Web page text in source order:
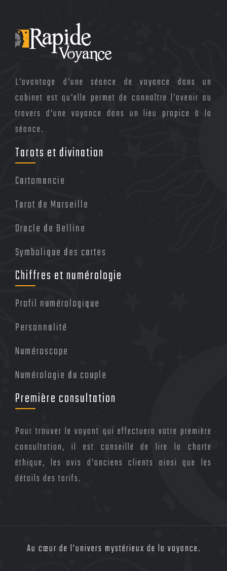
L’avantage d’une séance de voyance dans un
cabinet est qu’elle permet de connaître l’avenir au
travers d’une voyance dans un lieu propice à la
séance.
Tarots et divination
Cartomancie
Tarot de Marseille
Oracle de Belline
Symbolique des cartes
Chiffres et numérologie
Profil numérologique
Personnalité
Numéroscope
Numérologie du couple
Première consultation
Pour trouver le voyant qui effectuera votre première
consultation, il est conseillé de lire la charte
éthique, les avis d’anciens clients ainsi que les
détails des tarifs.
Au cœur de l'univers mystérieux de la voyance.